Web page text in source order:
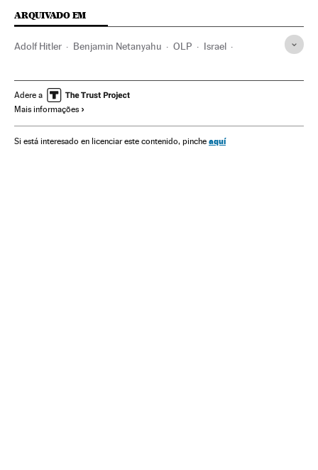
ARQUIVADO EM
Adolf Hitler Benjamin Netanyahu OLP Israel
Segunda Guerra Mundial
Ideologias
História Política Relações exteriores Justiça
Adere a
Mais informações
Si está interesado en licenciar este contenido, pinche aquí